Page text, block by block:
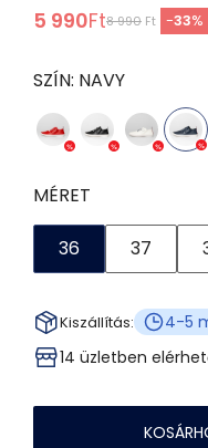
5 990Ft8 990 Ft -33%
SZÍN: NAVY
MÉRET
36 37
Kiszállítás:
4-5
14 üzletben